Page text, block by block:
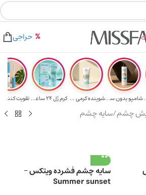
۲٪ تخفیف روی سبد خرید برای روش کارت به کارت
تومن
حراجی
حا... شامپو بدون سولف... شوینده کرمی صور... کرم ژل ۲۴ ساعته... تقویت‌ کننده
چشم/سایه چشم
سایه چشم فشرده ویتکس –
Summer sunset